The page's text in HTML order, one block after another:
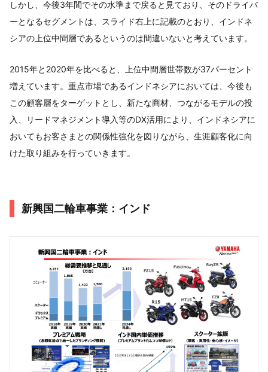
しかし、今後3年間でその水準まで戻ると見ており、そのドライバ
ーとなるセグメントは、スライド右上に記載のとおり、インドネ
シアの上位中間層であるというのは間違いないと考えています。
2015年と2020年を比べると、上位中間層世帯数が37パーセント
増えています。重点市場であるインドネシアにおいては、今後も
この顧客層をターゲットとし、新たな商材、つながるモデルの投
入、リードマネジメント導入等のDX活用により、インドネシアに
おいてもお客さまとの関係性強化を図りながら、生涯顧客化に向
けた取り組みを行っていきます。
新興国二輪車事業：インド